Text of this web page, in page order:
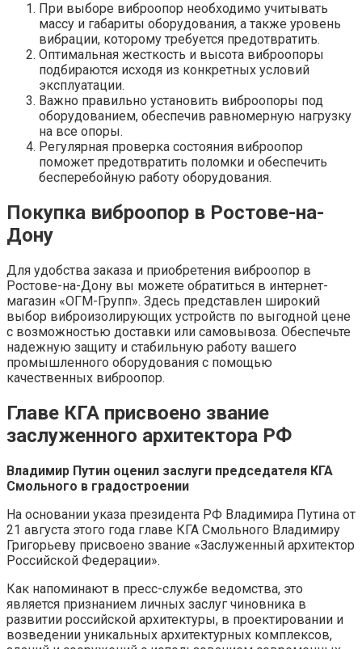
При выборе виброопор необходимо учитывать
массу и габариты оборудования, а также уровень
вибрации, которому требуется предотвратить.
Оптимальная жесткость и высота виброопоры
подбираются исходя из конкретных условий
эксплуатации.
Важно правильно установить виброопоры под
оборудованием, обеспечив равномерную нагрузку
на все опоры.
Регулярная проверка состояния виброопор
поможет предотвратить поломки и обеспечить
бесперебойную работу оборудования.
Покупка виброопор в Ростове-на-
Дону
Для удобства заказа и приобретения виброопор в
Ростове-на-Дону вы можете обратиться в интернет-
магазин «ОГМ-Групп». Здесь представлен широкий
выбор виброизолирующих устройств по выгодной цене
с возможностью доставки или самовывоза. Обеспечьте
надежную защиту и стабильную работу вашего
промышленного оборудования с помощью
качественных виброопор.
Главе КГА присвоено звание
заслуженного архитектора РФ
Владимир Путин оценил заслуги председателя КГА
Смольного в градостроении
На основании указа президента РФ Владимира Путина от
21 августа этого года главе КГА Смольного Владимиру
Григорьеву присвоено звание «Заслуженный архитектор
Российской Федерации».
Как напоминают в пресс-службе ведомства, это
является признанием личных заслуг чиновника в
развитии российской архитектуры, в проектировании и
возведении уникальных архитектурных комплексов,